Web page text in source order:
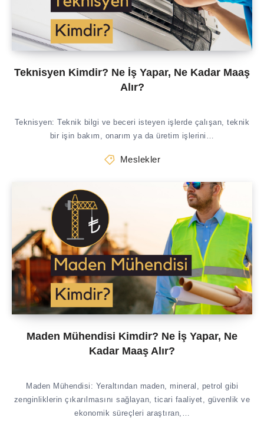
Teknisyen Kimdir? Ne İş Yapar, Ne Kadar Maaş
Alır?
Teknisyen: Teknik bilgi ve beceri isteyen işlerde çalışan, teknik
bir işin bakım, onarım ya da üretim işlerini…
Meslekler
Maden Mühendisi Kimdir? Ne İş Yapar, Ne
Kadar Maaş Alır?
Maden Mühendisi: Yeraltından maden, mineral, petrol gibi
zenginliklerin çıkarılmasını sağlayan, ticari faaliyet, güvenlik ve
ekonomik süreçleri araştıran,…